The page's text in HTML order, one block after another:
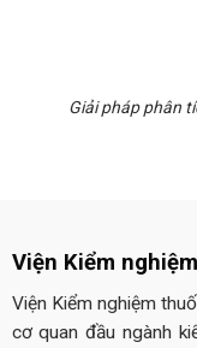
Giải pháp phân
Viện Kiểm
Viện Kiểm nghiệm
cơ quan đầu ngành